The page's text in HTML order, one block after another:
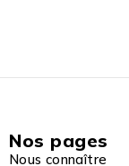
Nos pages
Nous connaître